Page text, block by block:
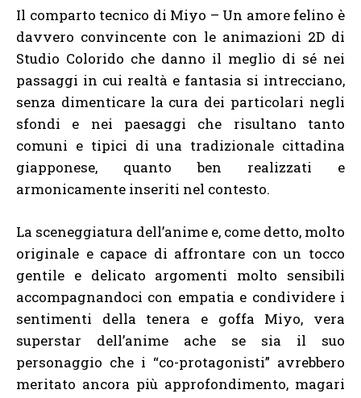
Il comparto tecnico di Miyo – Un amore felino è
davvero convincente con le animazioni 2D di
Studio Colorido che danno il meglio di sé nei
passaggi in cui realtà e fantasia si intrecciano,
senza dimenticare la cura dei particolari negli
sfondi e nei paesaggi che risultano tanto
comuni e tipici di una tradizionale cittadina
giapponese, quanto ben realizzati e
armonicamente inseriti nel contesto.
La sceneggiatura dell’anime e, come detto, molto
originale e capace di affrontare con un tocco
gentile e delicato argomenti molto sensibili
accompagnandoci con empatia e condividere i
sentimenti della tenera e goffa Miyo, vera
superstar dell’anime ache se sia il suo
personaggio che i “co-protagonisti” avrebbero
meritato ancora più approfondimento, magari